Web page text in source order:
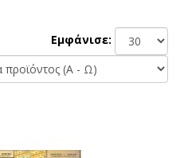
Εμφάνισε: